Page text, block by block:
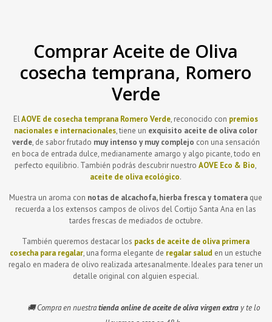
Comprar Aceite de Oliva
cosecha temprana, Romero
Verde
ElAOVE de cosecha temprana Romero Verde, reconocido con premios
nacionales e internacionales, tiene un exquisito aceite de oliva color
verde, de sabor frutado muy intenso y muy complejo con una sensación
en boca de entrada dulce, medianamente amargo y algo picante, todo en
perfecto equilibrio. También podrás descubrir nuestroAOVE Eco & Bio,
aceite de oliva ecológico.
Muestra un aroma con notas de alcachofa, hierba fresca y tomatera que
recuerda a los extensos campos de olivos del Cortijo Santa Ana en las
tardes frescas de mediados de octubre.
También queremos destacar los packs de aceite de oliva primera
cosecha para regalar, una forma elegante de regalar salud en un estuche
regalo en madera de olivo realizada artesanalmente. Ideales para tener un
detalle original con alguien especial.
🚚 Compra en nuestratienda online de aceite de oliva virgen extray te lo